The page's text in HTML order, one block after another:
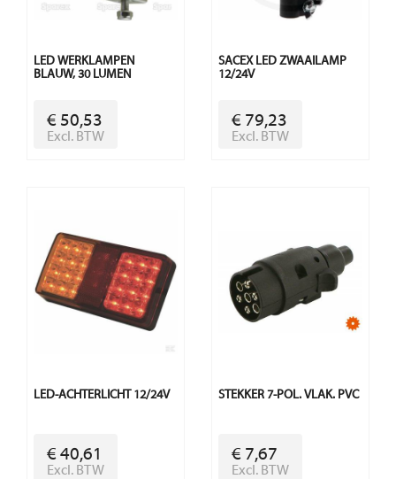
LED WERKLAMPEN
BLAUW, 30 LUMEN
€ 50,53
Excl. BTW
SACEX LED ZWAAILAMP
12/24V
€ 79,23
Excl. BTW
LED-ACHTERLICHT 12/24V
€ 40,61
Excl. BTW
STEKKER 7-POL. VLAK. PVC
€ 7,67
Excl. BTW